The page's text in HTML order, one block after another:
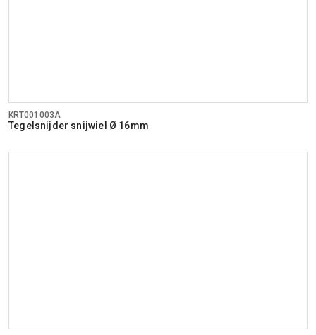
KRT001003A
Tegelsnijder snijwiel Ø 16mm